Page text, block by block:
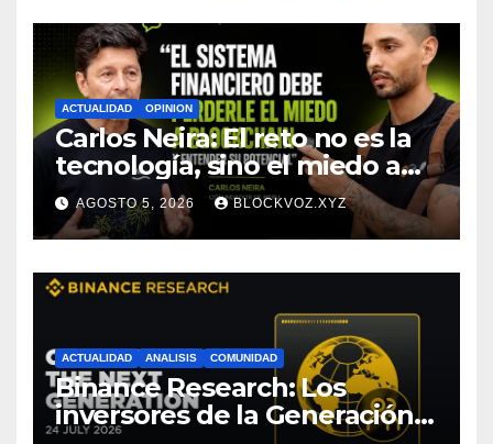
Research
ACTUALIDAD OPINION
Carlos Neira: El reto no es la
tecnología, sino el miedo a
entenderla
AGOSTO 5, 2026 BLOCKVOZ.XYZ
ACTUALIDAD ANALISIS COMUNIDAD
Binance Research: Los
inversores de la Generación Z